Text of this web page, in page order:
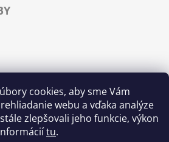
cookies, aby sme Vám
webu a vďaka analýze
zlepšovali jeho funkcie, výkon
tu.